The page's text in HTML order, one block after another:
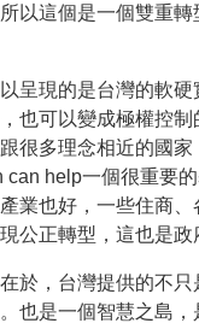
以這個是一個雙重
呈現的是台灣的軟
也可以變成極權控
很多理念相近的國
can help一個很重要
業也好，一些住商
公正轉型，這也是政
於，台灣提供的不
也是一個智慧之島